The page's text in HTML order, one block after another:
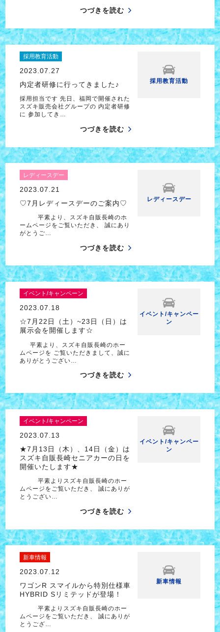
つづきを読む
採用教育活動
2023.07.27
内定者研修に行ってきました♪
採用担当です 先日、福岡で開催された
スズキ販売会社グループの 内定者研修
に 参加してき…
つづきを読む
採用教育活動
レディースデー
2023.07.21
♡7月レディースデーのご案内♡
平素より、スズキ自販長崎のホ
ームページをご覧いただき、 誠にあり
がとうご…
つづきを読む
レディースデー
イベント/キャンペーン
2023.07.18
☆7月22日（土）~23日（日）は
展示会を開催します☆
平素より、スズキ自販長崎のホー
ムページを ご覧いただきまして、誠に
ありがとうござい…
つづきを読む
イベント/キャンペー
ン
イベント/キャンペーン
2023.07.13
★7月13日（木）、14日（金）は
スズキ自販長崎セニアカーの日を
開催いたします★
平素よりスズキ自販長崎のホー
ムページをご覧いただき、 誠にありが
とうござい…
つづきを読む
イベント/キャンペー
ン
新車情報
2023.07.12
ワゴンR スマイルから特別仕様車
HYBRID Sリミテッドが登場！
平素よりスズキ自販長崎のホー
ムページをご覧いただき、 誠にありが
とうござ…
新車情報